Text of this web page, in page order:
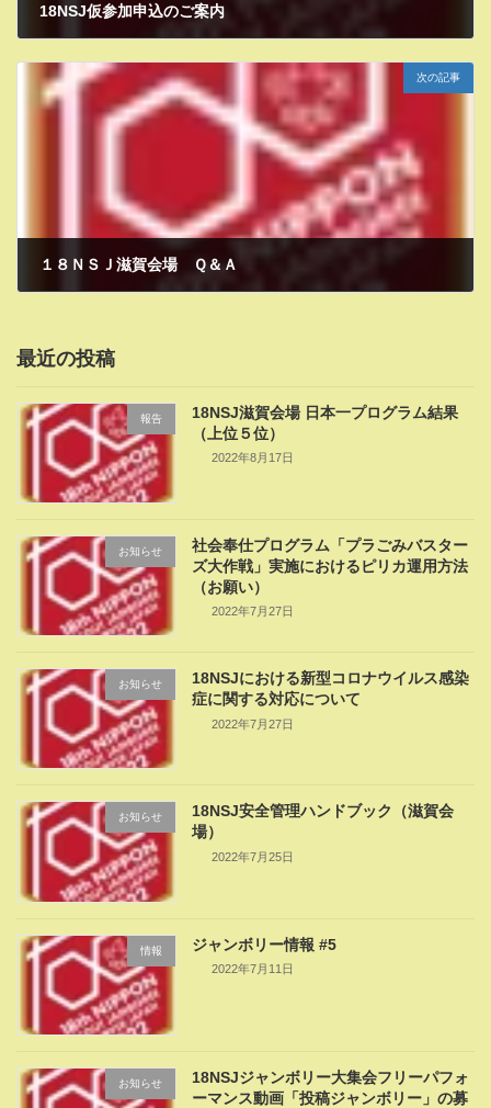
18NSJ仮参加申込のご案内
次の記事
１８ＮＳＪ滋賀会場 Ｑ＆Ａ
最近の投稿
報告
18NSJ滋賀会場 日本一プログラム結果
（上位５位）
2022年8月17日
お知らせ
社会奉仕プログラム「プラごみバスター
ズ大作戦」実施におけるピリカ運用方法
（お願い）
2022年7月27日
お知らせ
18NSJにおける新型コロナウイルス感染
症に関する対応について
2022年7月27日
お知らせ
18NSJ安全管理ハンドブック（滋賀会
場）
2022年7月25日
情報 ジャンボリー情報 #5
2022年7月11日
お知らせ
18NSJジャンボリー大集会フリーパフォ
ーマンス動画「投稿ジャンボリー」の募